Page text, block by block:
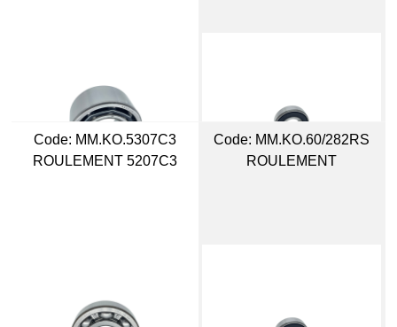
Code: MM.KO.5307C3
ROULEMENT 5207C3
Code: MM.KO.60/282RS
ROULEMENT